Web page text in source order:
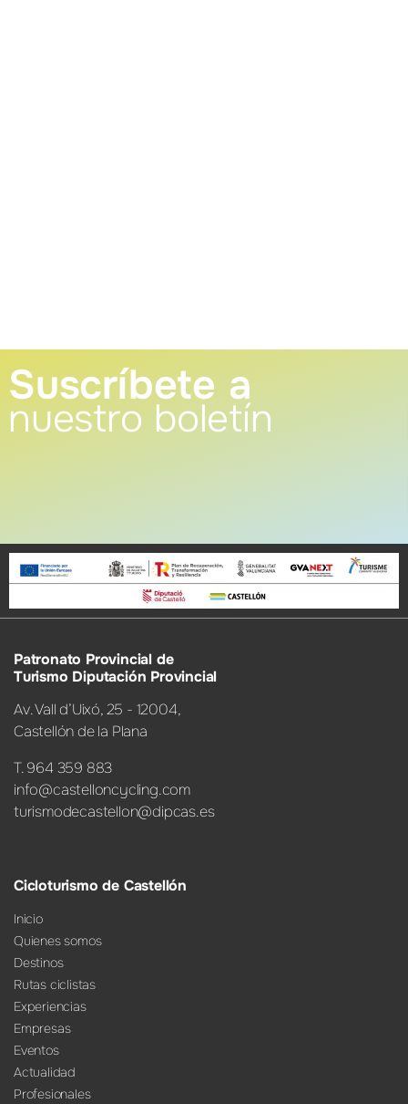
Suscríbete a
nuestro boletín
Patronato Provincial de
Turismo Diputación Provincial
Av. Vall d’Uixó, 25 - 12004,
Castellón de la Plana
T. 964 359 883
info@castelloncycling.com
turismodecastellon@dipcas.es
Cicloturismo de Castellón
Inicio
Quienes somos
Destinos
Rutas ciclistas
Experiencias
Empresas
Eventos
Actualidad
Profesionales